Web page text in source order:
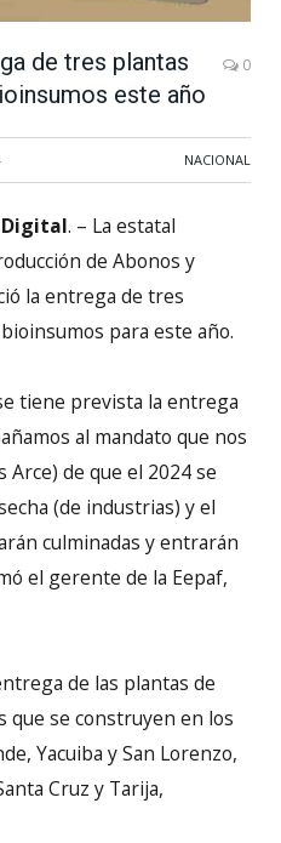
de tres plantas
este año
0
NACIONAL
Digital. – La estatal
de Abonos y
la entrega de tres
para este año.
tiene prevista la entrega
al mandato que nos
Arce) de que el 2024 se
(de industrias) y el
culminadas y entrarán
el gerente de la Eepaf,
de las plantas de
que se construyen en los
Yacuiba y San Lorenzo,
Cruz y Tarija,